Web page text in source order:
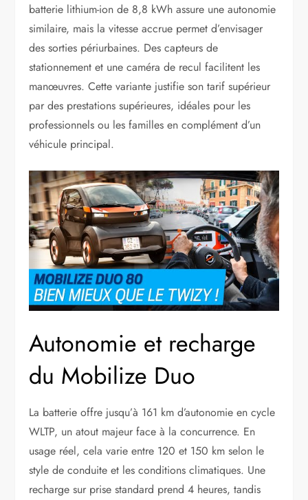
batterie lithium-ion de 8,8 kWh assure une autonomie
similaire, mais la vitesse accrue permet d’envisager
des sorties périurbaines. Des capteurs de
stationnement et une caméra de recul facilitent les
manœuvres. Cette variante justifie son tarif supérieur
par des prestations supérieures, idéales pour les
professionnels ou les familles en complément d’un
véhicule principal.
Autonomie et recharge
du Mobilize Duo
La batterie offre jusqu’à 161 km d’autonomie en cycle
WLTP, un atout majeur face à la concurrence. En
usage réel, cela varie entre 120 et 150 km selon le
style de conduite et les conditions climatiques. Une
recharge sur prise standard prend 4 heures, tandis